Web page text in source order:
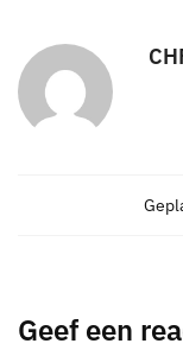
Geef een